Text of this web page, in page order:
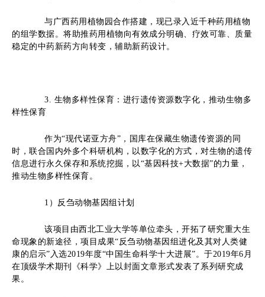
与广西药用植物园合作搭建，现已录入近千种药用植物
的组学数据。将助推药用植物向有效成分明确、疗效可靠、质量
稳定的中药新药方向转变，辅助新药设计。
3. 生物多样性保育 ： 进行遗传资源数字化 ， 推动生物多
样性保育
作为“现代诺亚方舟”，国库在保藏生物遗传资源的同
时，联合国内外多个科研机构，以数字化的方式，对生物的遗传
信息进行永久保存和系统挖掘，以“基因科技+大数据”的力量，
推动生物多样性保育。
1 ） 反刍动物基因组计划
该项目由西北工业大学等单位牵头，开拓了研究重大生
命现象的新途径，项目成果“反刍动物基因组进化及其对人类健
康的启示”入选2019年度“中国生命科学十大进展”。于2019年6月
在顶级学术期刊《科学》上以封面文章形式发表了系列研究成
果。